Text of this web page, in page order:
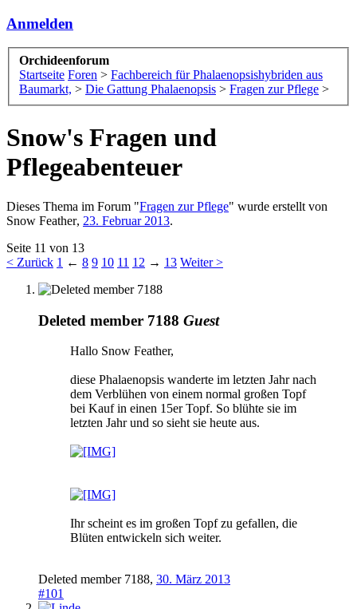
Anmelden
Orchideenforum
Startseite Foren > Fachbereich für Phalaenopsishybriden aus
Baumarkt, > Die Gattung Phalaenopsis > Fragen zur Pflege >
Snow's Fragen und
Pflegeabenteuer
Dieses Thema im Forum "Fragen zur Pflege" wurde erstellt von
Snow Feather, 23. Februar 2013.
Seite 11 von 13
< Zurück 1 ← 8 9 10 11 12 → 13 Weiter >
Deleted member 7188 Guest
Hallo Snow Feather,
diese Phalaenopsis wanderte im letzten Jahr nach
dem Verblühen von einem normal großen Topf
bei Kauf in einen 15er Topf. So blühte sie im
letzten Jahr und so sieht sie heute aus.
Ihr scheint es im großen Topf zu gefallen, die
Blüten entwickeln sich weiter.
Deleted member 7188, 30. März 2013
#101